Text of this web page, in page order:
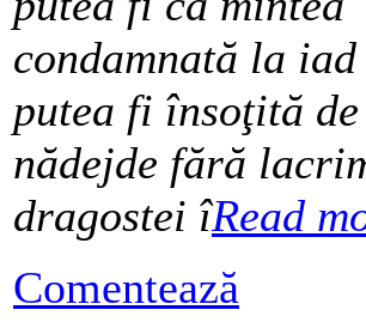
condamnată la
putea fi însoţită de
nădejde fără
dragostei îRead
Comentează